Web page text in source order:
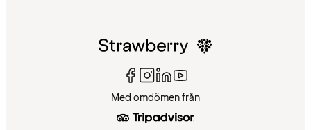
Med omdömen från